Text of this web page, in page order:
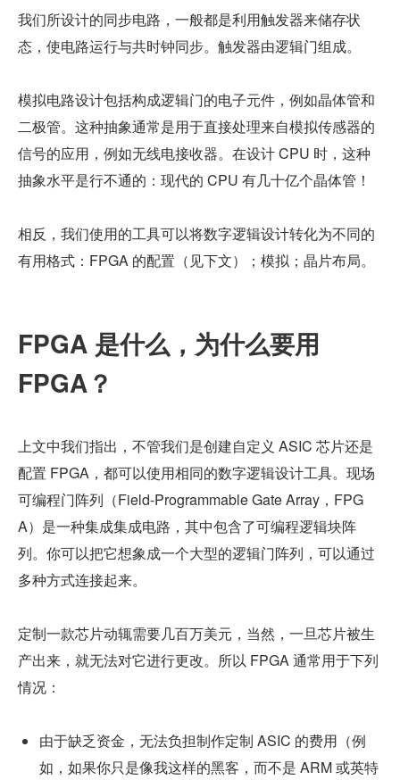
我们所设计的同步电路，一般都是利用触发器来储存状
态，使电路运行与共时钟同步。触发器由逻辑门组成。
模拟电路设计包括构成逻辑门的电子元件，例如晶体管和
二极管。这种抽象通常是用于直接处理来自模拟传感器的
信号的应用，例如无线电接收器。在设计 CPU 时，这种
抽象水平是行不通的：现代的 CPU 有几十亿个晶体管！
相反，我们使用的工具可以将数字逻辑设计转化为不同的
有用格式：FPGA 的配置（见下文）；模拟；晶片布局。
FPGA 是什么，为什么要用
FPGA？
上文中我们指出，不管我们是创建自定义 ASIC 芯片还是
配置 FPGA，都可以使用相同的数字逻辑设计工具。现场
可编程门阵列（Field-Programmable Gate Array，FPG
A）是一种集成集成电路，其中包含了可编程逻辑块阵
列。你可以把它想象成一个大型的逻辑门阵列，可以通过
多种方式连接起来。
定制一款芯片动辄需要几百万美元，当然，一旦芯片被生
产出来，就无法对它进行更改。所以 FPGA 通常用于下列
情况：
由于缺乏资金，无法负担制作定制 ASIC 的费用（例
如，如果你只是像我这样的黑客，而不是 ARM 或英特